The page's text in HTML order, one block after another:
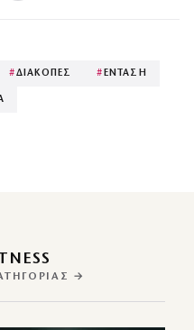
#ΔΙΑΚΟΠΕΣ # ΕΝΤΑΣΗ
→